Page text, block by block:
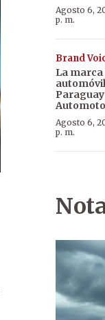
Agosto 6,
p. m.
Brand
La
Agosto 6,
p. m.